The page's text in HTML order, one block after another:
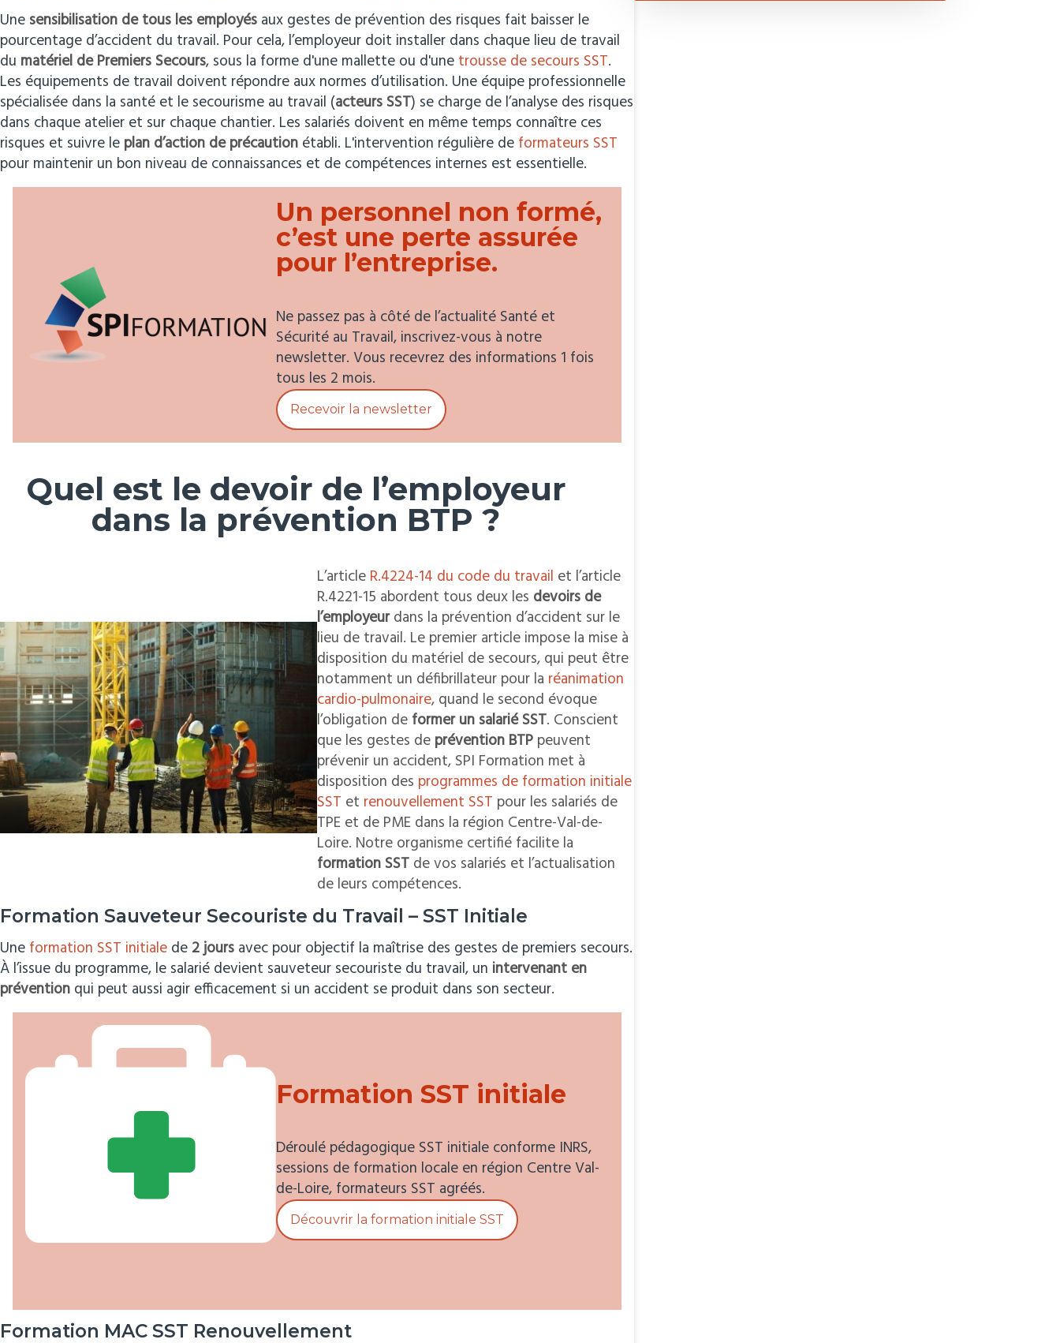
Une sensibilisation de tous les employés aux gestes de prévention des risques fait baisser le
pourcentage d’accident du travail. Pour cela, l’employeur doit installer dans chaque lieu de travail
du matériel de Premiers Secours, sous la forme d'une mallette ou d'une trousse de secours SST.
Les équipements de travail doivent répondre aux normes d’utilisation. Une équipe professionnelle
spécialisée dans la santé et le secourisme au travail (acteurs SST) se charge de l’analyse des risques
dans chaque atelier et sur chaque chantier. Les salariés doivent en même temps connaître ces
risques et suivre le plan d’action de précaution établi. L'intervention régulière de formateurs SST
pour maintenir un bon niveau de connaissances et de compétences internes est essentielle.
Un personnel non formé,
c’est une perte assurée
pour l’entreprise.
Ne passez pas à côté de l’actualité Santé et
Sécurité au Travail, inscrivez-vous à notre
newsletter. Vous recevrez des informations 1 fois
tous les 2 mois.
Recevoir la newsletter
Quel est le devoir de l’employeur
dans la prévention BTP ?
L’article R.4224-14 du code du travail et l’article
R.4221-15 abordent tous deux les devoirs de
l’employeurdans la prévention d’accident sur le
lieu de travail. Le premier article impose la mise à
disposition du matériel de secours, qui peut être
notamment un défibrillateur pour la réanimation
cardio-pulmonaire, quand le second évoque
l’obligation de former un salarié SST. Conscient
que les gestes de prévention BTP peuvent
prévenir un accident, SPI Formation met à
disposition des programmes de formation initiale
SST et renouvellement SST pour les salariés de
TPE et de PME dans la région Centre-Val-de-
Loire. Notre organisme certifié facilite la
formation SST de vos salariés et l’actualisation
de leurs compétences.
Formation Sauveteur Secouriste du Travail – SST Initiale
Une formation SST initiale de 2 jours avec pour objectif la maîtrise des gestes de premiers secours.
À l’issue du programme, le salarié devient sauveteur secouriste du travail, un intervenant en
prévention qui peut aussi agir efficacement si un accident se produit dans son secteur.
Formation SST initiale
Déroulé pédagogique SST initiale conforme INRS,
sessions de formation locale en région Centre Val-
de-Loire, formateurs SST agréés.
Découvrir la formation initiale SST
Formation MAC SST Renouvellement